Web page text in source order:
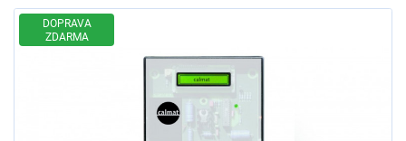
DOPRAVA
ZDARMA